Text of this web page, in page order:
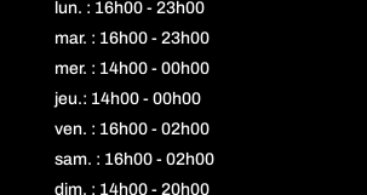
lun. : 16h00 - 23h00
mar. : 16h00 - 23h00
mer. : 14h00 - 00h00
jeu.: 14h00 - 00h00
ven. : 16h00 - 02h00
sam. : 16h00 - 02h00
dim. : 14h00 - 20h00